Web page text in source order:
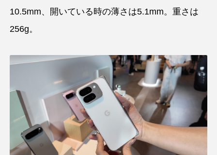
10.5mm、開いている時の薄さは5.1mm。重さは
256g。